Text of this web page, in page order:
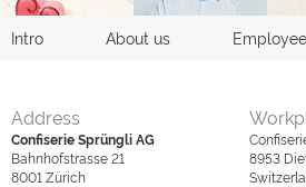
Intro About us
Address
Confiserie Sprüngli AG
Bahnhofstrasse 21
8001 Zürich
8953